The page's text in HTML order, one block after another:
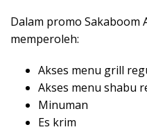
Dalam promo Sakaboom
memperoleh:
Akses menu grill
Akses menu shabu
Minuman
Es krim